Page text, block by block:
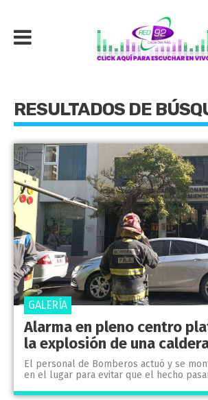
RESULTADOS DE
Alarma en pleno centro
la explosión de una
El personal de Bomberos actuó y se
en el lugar para evitar que el hecho
GALERÍA